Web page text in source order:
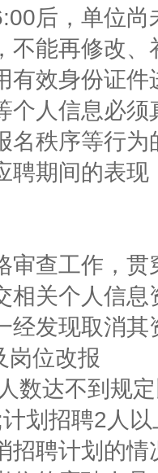
后，单位
不能再修改、
有效身份证
个人信息必
名秩序等行
聘期间的表
审查工作，
相关个人信
经发现取消其
岗位改报
数达不到规
划招聘2人
招聘计划的